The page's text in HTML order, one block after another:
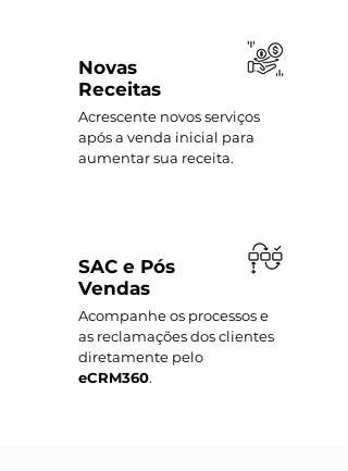
Novas
Receitas
Acrescente novos serviços
após a venda inicial para
aumentar sua receita.
SAC e Pós
Vendas
Acompanhe os processos e
as reclamações dos clientes
diretamente pelo
eCRM360.